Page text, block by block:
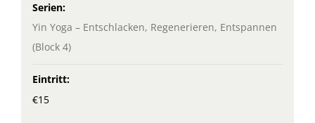
Serien:
Yin Yoga – Entschlacken, Regenerieren, Entspannen
(Block 4)
Eintritt:
€15